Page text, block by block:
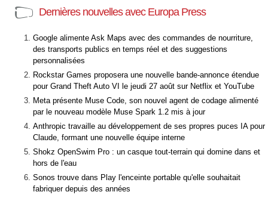
Dernières nouvelles avec Europa Press
Google alimente Ask Maps avec des commandes de nourriture,
des transports publics en temps réel et des suggestions
personnalisées
Rockstar Games proposera une nouvelle bande-annonce étendue
pour Grand Theft Auto VI le jeudi 27 août sur Netflix et YouTube
Meta présente Muse Code, son nouvel agent de codage alimenté
par le nouveau modèle Muse Spark 1.2 mis à jour
Anthropic travaille au développement de ses propres puces IA pour
Claude, formant une nouvelle équipe interne
Shokz OpenSwim Pro : un casque tout-terrain qui domine dans et
hors de l'eau
Sonos trouve dans Play l'enceinte portable qu'elle souhaitait
fabriquer depuis des années